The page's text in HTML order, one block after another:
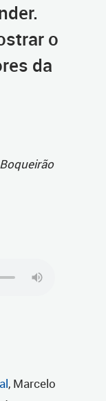
o
da
, Marcelo